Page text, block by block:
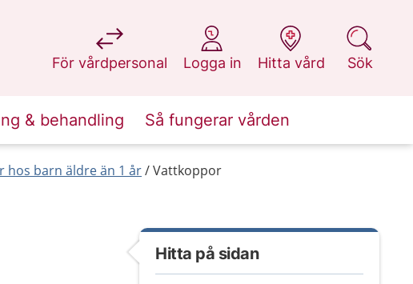
För vårdpersonal
på 1177.se
Logga in
på 1177.se
Hitta vård
på 1177.se
Sök
på 1177.se
& behandling Så fungerar vården
hos barn äldre än 1 år Vattkoppor
Hitta på sidan